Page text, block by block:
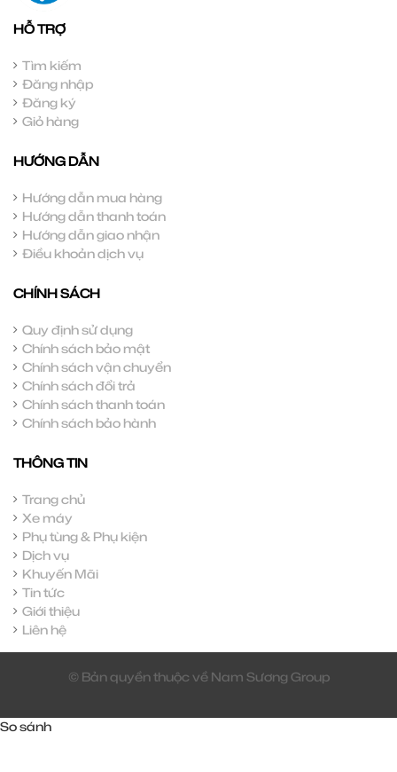
HỖ TRỢ
Tìm kiếm
Đăng nhập
Đăng ký
Giỏ hàng
HƯỚNG DẪN
Hướng dẫn mua hàng
Hướng dẫn thanh toán
Hướng dẫn giao nhận
Điều khoản dịch vụ
CHÍNH SÁCH
Quy định sử dụng
Chính sách bảo mật
Chính sách vận chuyển
Chính sách đổi trả
Chính sách thanh toán
Chính sách bảo hành
THÔNG TIN
Trang chủ
Xe máy
Phụ tùng & Phụ kiện
Dịch vụ
Khuyến Mãi
Tin tức
Giới thiệu
Liên hệ
© Bản quyền thuộc về Nam Sương Group
So sánh